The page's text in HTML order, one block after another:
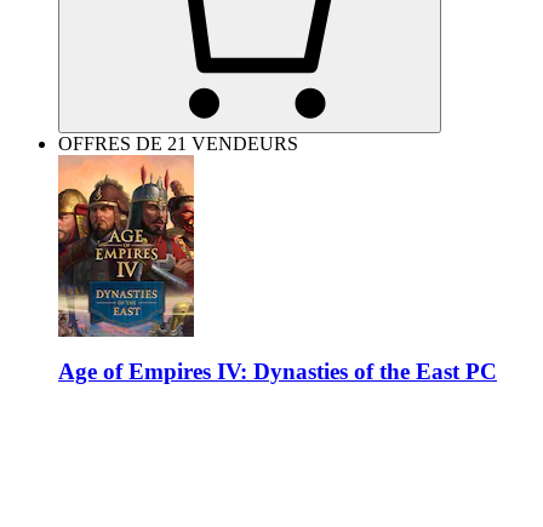
OFFRES DE 21 VENDEURS
Age of Empires IV: Dynasties of the East PC